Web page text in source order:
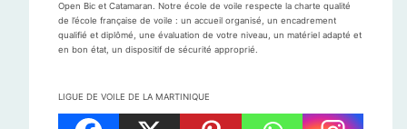
Open Bic et Catamaran. Notre école de voile respecte la charte qualité
de l’école française de voile : un accueil organisé, un encadrement
qualifié et diplômé, une évaluation de votre niveau, un matériel adapté et
en bon état, un dispositif de sécurité approprié.
LIGUE DE VOILE DE LA MARTINIQUE